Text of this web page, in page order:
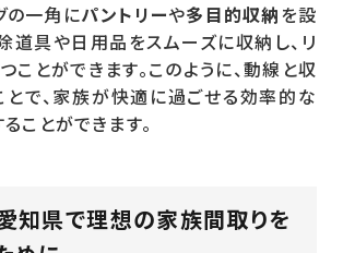
の一角にパントリーや多目的収納を設
道具や日用品をスムーズに収納し、リ
ことができます。このように、動線と収
で、家族が快適に過ごせる効率的な
ことができます。
愛知県で理想の家族間取りを